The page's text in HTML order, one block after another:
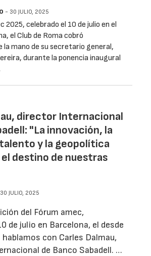
- 30 JULIO, 2025
2025, celebrado el 10 de julio en el
el Club de Roma cobró
la mano de su secretario general,
durante la ponencia inaugural
director Internacional
"La innovación, la
y la geopolítica
destino de nuestras
JULIO, 2025
del Fórum amec,
de julio en Barcelona, el desde
con Carles Dalmau,
de Banco Sabadell. …